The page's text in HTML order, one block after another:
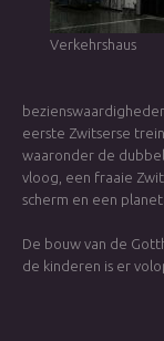
Verkehrshaus
eerste Zwitserse
waaronder de
vloog, een fraaie
scherm en een
De bouw van de
de kinderen is er